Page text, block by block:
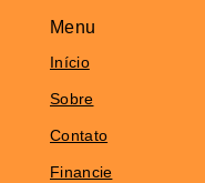
Menu
Início
Sobre
Contato
Financie